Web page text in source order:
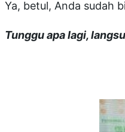
Ya, betul, Anda sudah
Tunggu apa lagi,